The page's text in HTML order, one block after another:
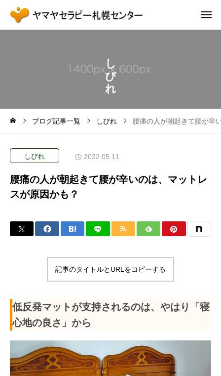
し
び
れ
ブログ記事一覧 しびれ 腰痛の人が朝起きて腰が辛
しびれ 2022.05.11
腰痛の人が朝起きて腰が辛いのは、マットレ
スが原因かも？
記事のタイトルとURLをコピーする
低反発マットが支持されるのは、やはり「寝
心地の良さ」から